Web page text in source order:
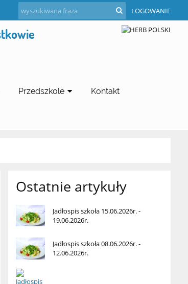
LOGOWANIE
Przedszkole Kontakt
Ostatnie artykuły
Jadłospis szkoła 15.06.2026r. -
19.06.2026r.
Jadłospis szkoła 08.06.2026r. -
12.06.2026r.